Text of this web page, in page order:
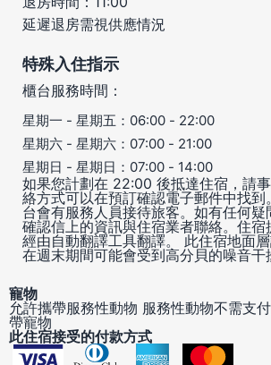
延遲退房需視供應情況
特殊入住指示
櫃台服務時間：
星期一 - 星期五：06:00 - 22:00
星期六 - 星期六：07:00 - 21:00
星期日 - 星期日：07:00 - 14:00
如果您計劃在 22:00 後抵達住宿，請
絡方式可以在預訂確認電子郵件中找到
台會有服務人員接待旅客。如有任何
確認信上的資訊與住宿業者聯絡。住宿
經由自動翻譯工具翻譯。 此住宿地面
在週末期間可能會受到高分貝的噪音干
寵物
允許攜帶服務性動物 服務性動物不需支
帶寵物
此住宿接受的付款方式